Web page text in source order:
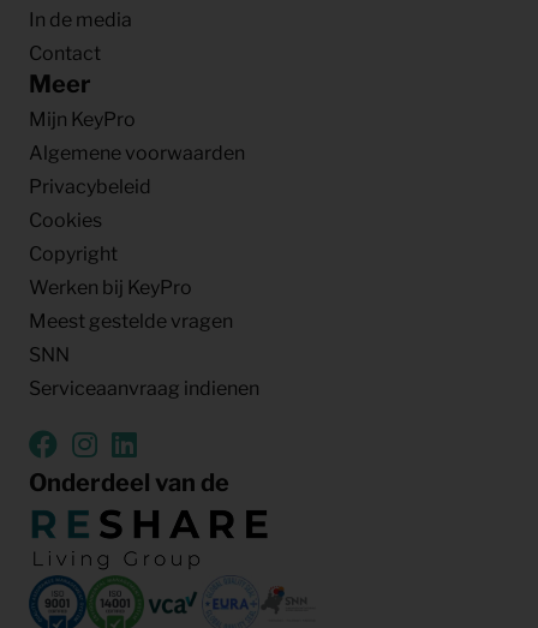
In de media
Contact
Meer
Mijn KeyPro
Algemene voorwaarden
Privacybeleid
Cookies
Copyright
Werken bij KeyPro
Meest gestelde vragen
SNN
Serviceaanvraag indienen
Onderdeel van de